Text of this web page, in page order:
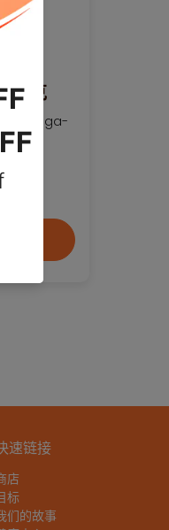
毫克
的 Omega-
速链接
店
标
们的故事